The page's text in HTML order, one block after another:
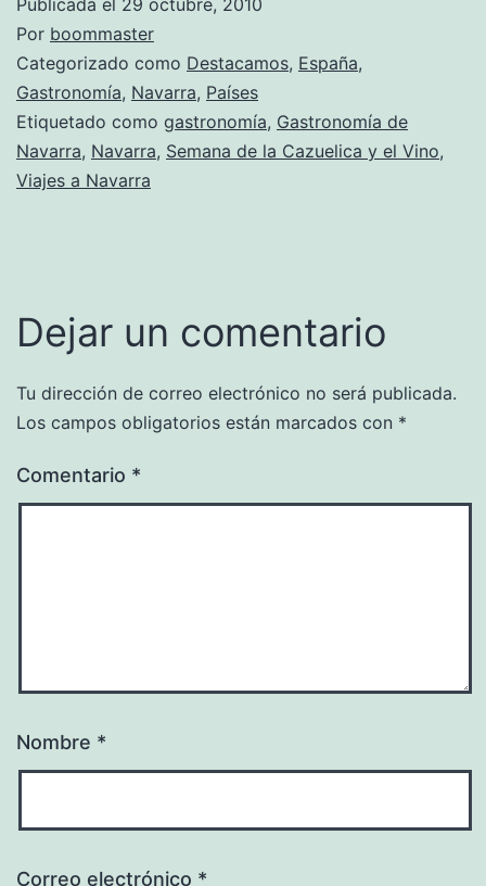
Por boommaster
Categorizado como Destacamos, España,
Gastronomía, Navarra, Países
Etiquetado como gastronomía, Gastronomía de
Navarra, Navarra, Semana de la Cazuelica y el Vino,
Viajes a Navarra
Dejar un comentario
Tu dirección de correo electrónico no será publicada.
Los campos obligatorios están marcados con *
Comentario *
Nombre *
Correo electrónico *